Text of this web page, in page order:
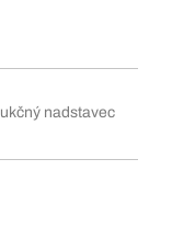
nadstavec